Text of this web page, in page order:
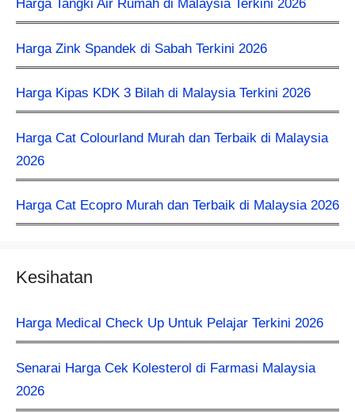
Harga Tangki Air Rumah di Malaysia Terkini 2026
Harga Zink Spandek di Sabah Terkini 2026
Harga Kipas KDK 3 Bilah di Malaysia Terkini 2026
Harga Cat Colourland Murah dan Terbaik di Malaysia
2026
Harga Cat Ecopro Murah dan Terbaik di Malaysia 2026
Kesihatan
Harga Medical Check Up Untuk Pelajar Terkini 2026
Senarai Harga Cek Kolesterol di Farmasi Malaysia
2026